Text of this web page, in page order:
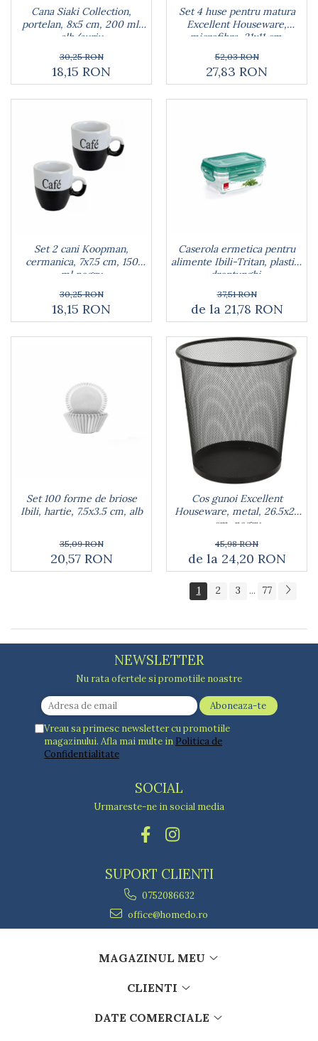
Cana Siaki Collection,
portelan, 8x5 cm, 200 ml,
alb/auriu
30,25 RON
18,15 RON
Set 4 huse pentru matura
Excellent Houseware,
microfibra, 31x11 cm,
52,03 RON
27,83 RON
Set 2 cani Koopman,
cermanica, 7x7.5 cm, 150
ml,negru
30,25 RON
18,15 RON
Caserola ermetica pentru
alimente Ibili-Tritan, plastic,
dreptunghi,
37,51 RON
de la 21,78 RON
Set 100 forme de briose
Ibili, hartie, 7.5x3.5 cm, alb
35,09 RON
20,57 RON
Cos gunoi Excellent
Houseware, metal, 26.5x28
cm, negru
45,98 RON
de la 24,20 RON
1 2 3 ... 77
NEWSLETTER
Nu rata ofertele si promotiile noastre
Vreau sa primesc newsletter cu promotiile
magazinului. Afla mai multe in Politica de
Confidentialitate
SOCIAL
Urmareste-ne in social media
SUPORT CLIENTI
0752086632
office@homedo.ro
MAGAZINUL MEU
CLIENTI
DATE COMERCIALE